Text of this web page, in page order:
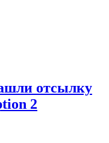
отсылку
2